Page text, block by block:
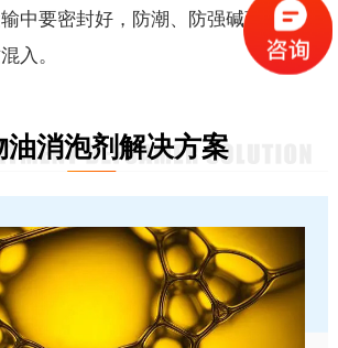
中要密封好，防潮、防强碱强酸及
入。
油消泡剂解决方案